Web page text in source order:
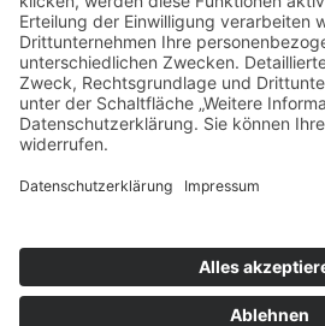
TEWI GMBH & CO. KG
Ferdinand-Schneider-Str. 14-16
Telefon: +49 (0)66 1 94 80 – 0
https://www.tewi.de